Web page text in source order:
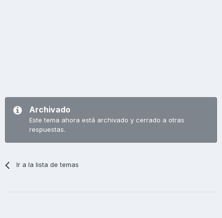
Archivado
Este tema ahora está archivado y cerrado a otras
respuestas.
Ir a la lista de temas